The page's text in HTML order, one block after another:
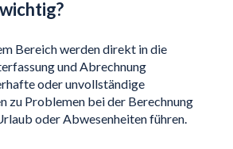
Bereich werden direkt in die
und Abrechnung
oder unvollständige
zu Problemen bei der Berechnung
oder Abwesenheiten führen.